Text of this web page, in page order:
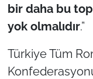
bir daha bu
yok olmalıdır.”
Türkiye Tüm